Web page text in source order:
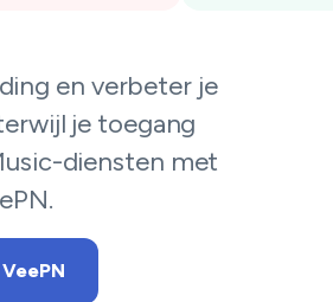
en verbeter je
je toegang
diensten met